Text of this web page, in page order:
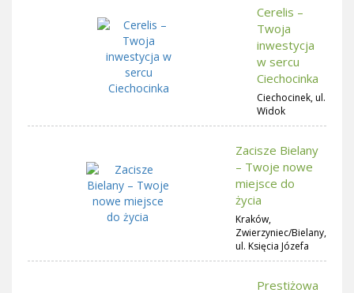
Cerelis –
Twoja
inwestycja
w sercu
Ciechocinka
Ciechocinek, ul.
Widok
Zacisze Bielany
– Twoje nowe
miejsce do
życia
Kraków,
Zwierzyniec/Bielany,
ul. Księcia Józefa
Prestiżowa